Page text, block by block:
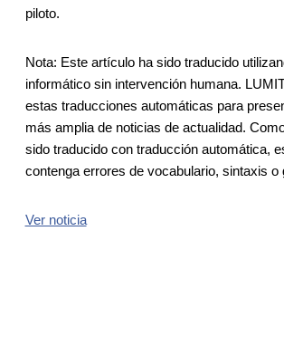
piloto.
Nota: Este artículo ha sido traducido
informático sin intervención humana.
estas traducciones automáticas para
más amplia de noticias de actualidad.
sido traducido con traducción automática,
contenga errores de vocabulario, sintaxis o
Ver noticia